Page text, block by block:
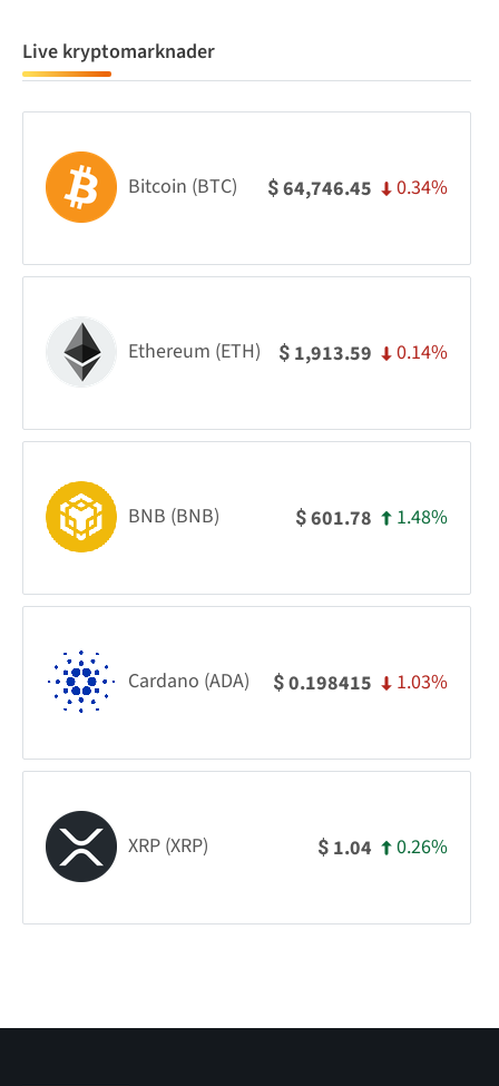
Live kryptomarknader
Bitcoin (BTC) $64,746.45 0.34%
Ethereum (ETH) $ 1,913.59 0.14%
BNB (BNB) $601.78 1.48%
Cardano (ADA) $0.198415 1.03%
XRP (XRP) $ 1.04 0.26%